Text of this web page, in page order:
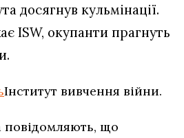
досягнув кульмінації.
ISW, окупанти прагнуть
Інститут вивчення війни.
повідомляють, що